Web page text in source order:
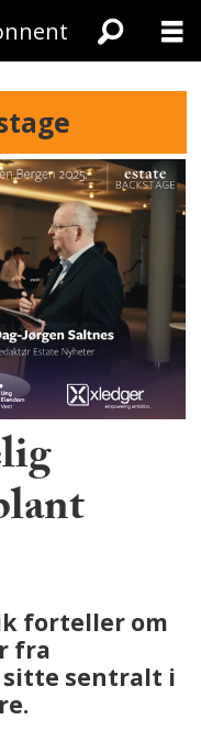
forteller om
fra
sitte sentralt i